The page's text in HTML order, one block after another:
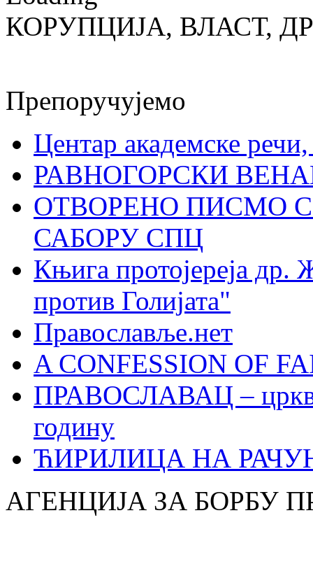
КОРУПЦИЈА, ВЛАСТ,
Препоручујемо
Центар академске
РАВНОГОРСКИ
ОТВОРЕНО ПИСМО
САБОРУ СПЦ
Књига протојереја др.
против Голијата"
Православље.нет
A CONFESSION OF
ПРАВОСЛАВАЦ –
годину
ЋИРИЛИЦА НА
АГЕНЦИЈА ЗА БОРБУ